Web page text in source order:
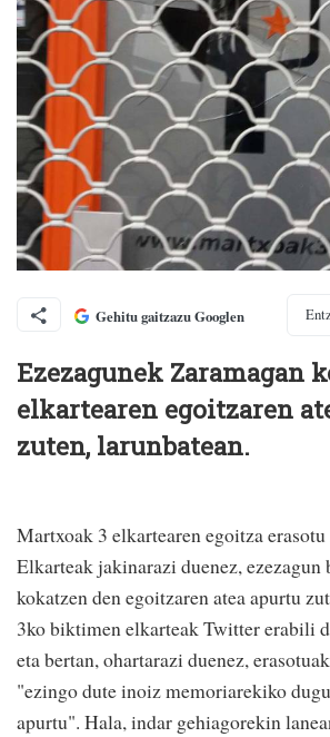
Gehitu gaitzazu Googlen
Ezezagunek Zaramagan
elkartearen egoitzaren
zuten, larunbatean.
Martxoak 3 elkartearen egoitza
Elkarteak jakinarazi duenez, ezezagun
kokatzen den egoitzaren atea apurtu
3ko biktimen elkarteak Twitter erabili
eta bertan, ohartarazi duenez,
"ezingo dute inoiz memoriarekiko
apurtu". Hala, indar gehiagorekin